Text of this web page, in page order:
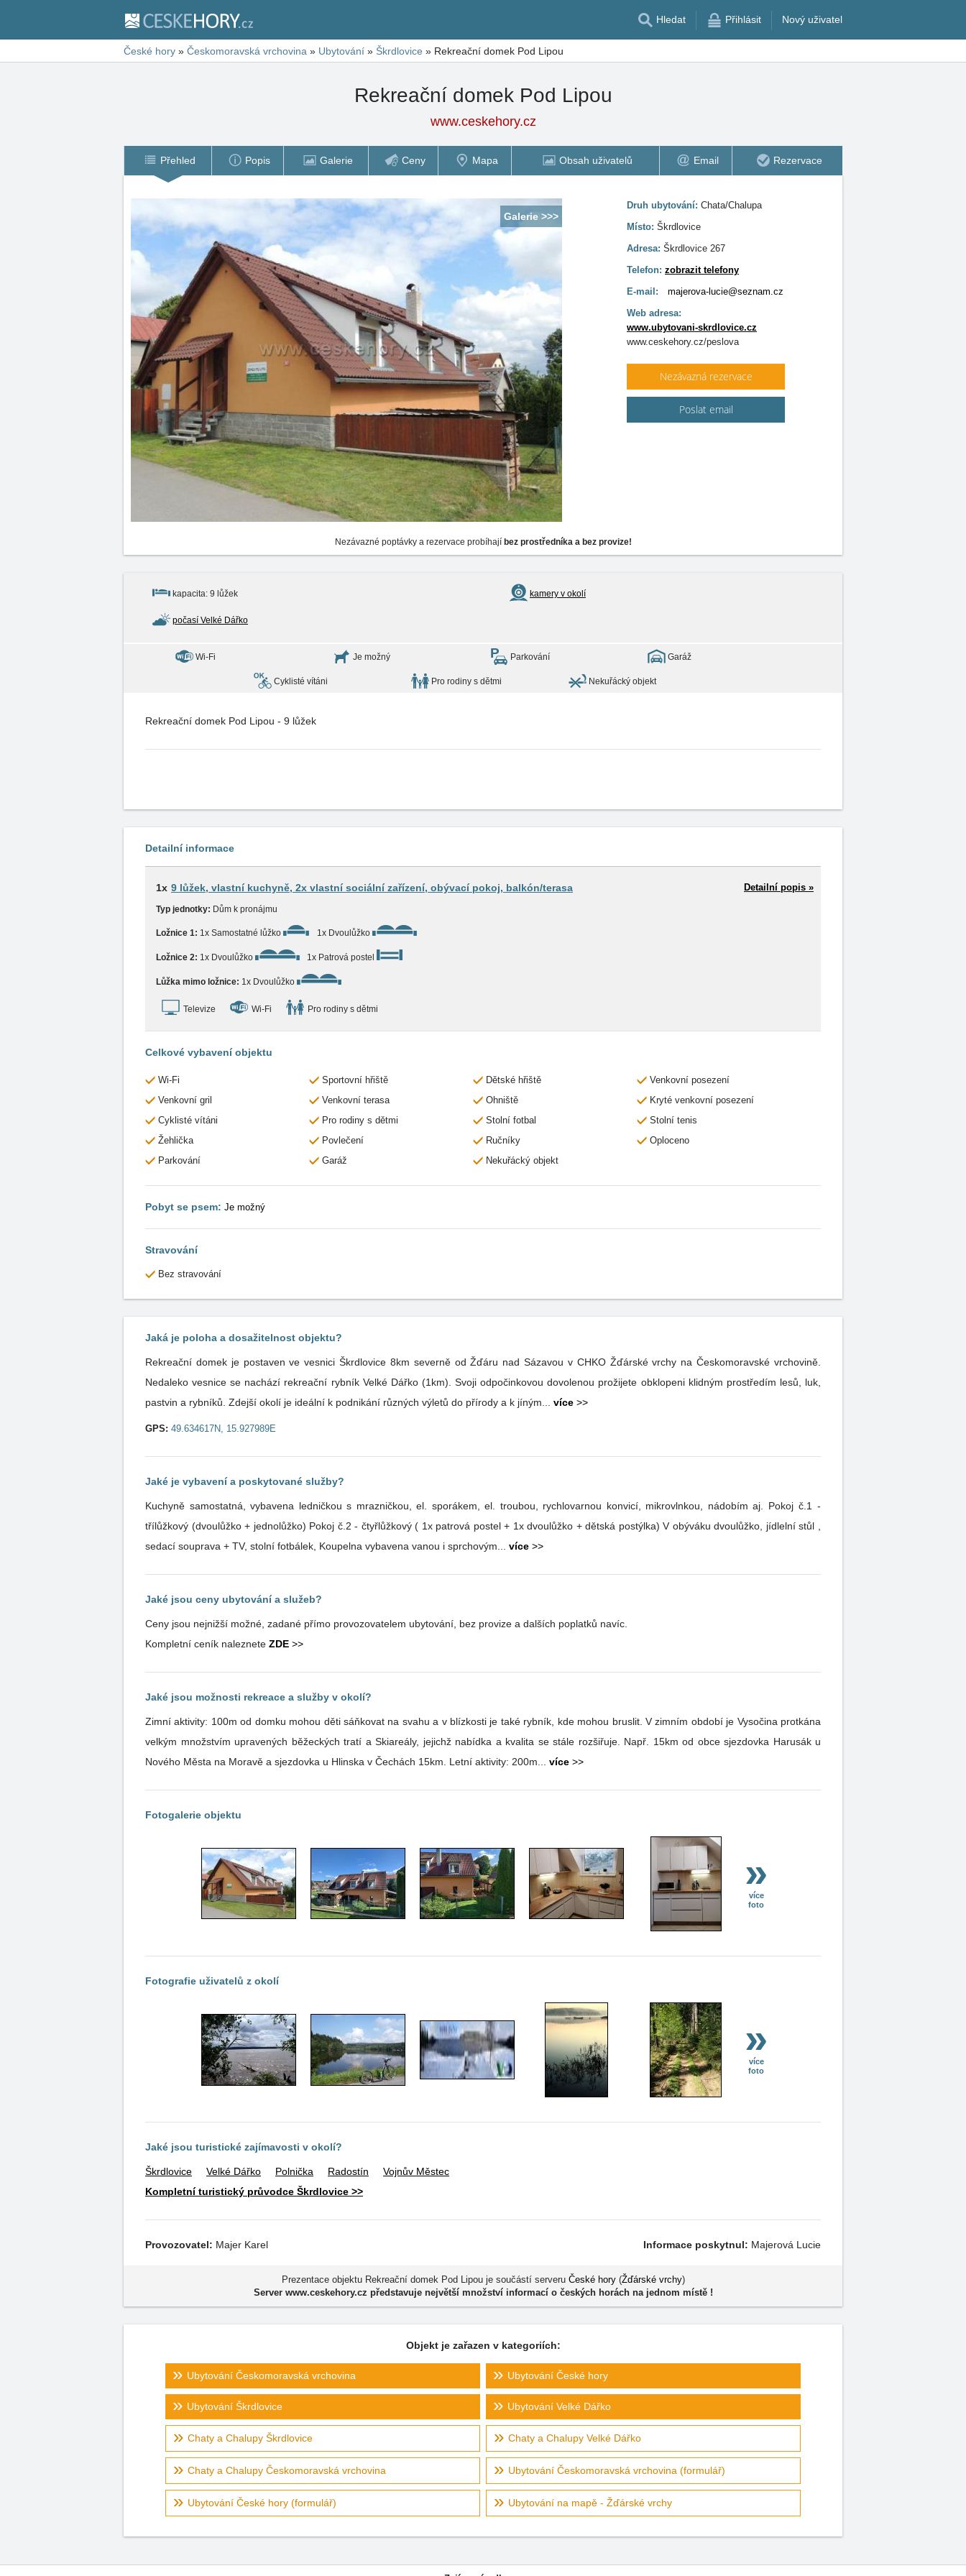
Hledat Přihlásit Nový uživatel
České hory » Českomoravská vrchovina » Ubytování » Škrdlovice » Rekreační domek Pod Lipou
Rekreační domek Pod Lipou
www.ceskehory.cz
Přehled Popis Galerie Ceny Mapa Obsah uživatelů Email Rezervace
Galerie >>>
Druh ubytování: Chata/Chalupa
Místo: Škrdlovice
Adresa: Škrdlovice 267
Telefon: zobrazit telefony
E-mail:
majerova-lucie@seznam.cz
Web adresa:
www.ubytovani-skrdlovice.cz
www.ceskehory.cz/peslova
Nezávazná rezervace
Poslat email
Nezávazné poptávky a rezervace probíhají bez prostředníka a bez provize!
kapacita: 9 lůžek kamery v okolí
počasí Velké Dářko
Wi-Fi Je možný Parkování Garáž
Cyklisté vítáni Pro rodiny s dětmi Nekuřácký objekt
Rekreační domek Pod Lipou - 9 lůžek
Detailní informace
1x 9 lůžek, vlastní kuchyně, 2x vlastní sociální zařízení, obývací pokoj, balkón/terasa
Typ jednotky: Dům k pronájmu
Ložnice 1: 1x Samostatné lůžko 1x Dvoulůžko
Ložnice 2: 1x Dvoulůžko 1x Patrová postel
Lůžka mimo ložnice: 1x Dvoulůžko
Televize Wi-Fi Pro rodiny s dětmi
Detailní popis »
Celkové vybavení objektu
Wi-Fi Sportovní hřiště Dětské hřiště
Venkovní posezení
Venkovní gril
Venkovní terasa Ohniště
Kryté venkovní posezení
Cyklisté vítáni
Pro rodiny s dětmi Stolní fotbal
Stolní tenis
Žehlička
Povlečení Ručníky
Oploceno
Parkování
Garáž Nekuřácký objekt
Pobyt se psem: Je možný
Stravování
Bez stravování
Jaká je poloha a dosažitelnost objektu?
Rekreační domek je postaven ve vesnici Škrdlovice 8km severně od Žďáru nad Sázavou v CHKO Žďárské vrchy na Českomoravské vrchovině.
Nedaleko vesnice se nachází rekreační rybník Velké Dářko (1km). Svoji odpočinkovou dovolenou prožijete obklopeni klidným prostředím lesů, luk,
pastvin a rybníků. Zdejší okolí je ideální k podnikání různých výletů do přírody a k jíným... více >>
GPS: 49.634617N, 15.927989E
Jaké je vybavení a poskytované služby?
Kuchyně samostatná, vybavena ledničkou s mrazničkou, el. sporákem, el. troubou, rychlovarnou konvicí, mikrovlnkou, nádobím aj. Pokoj č.1 -
třílůžkový (dvoulůžko + jednolůžko) Pokoj č.2 - čtyřlůžkový ( 1x patrová postel + 1x dvoulůžko + dětská postýlka) V obýváku dvoulůžko, jídlelní stůl ,
sedací souprava + TV, stolní fotbálek, Koupelna vybavena vanou i sprchovým... více >>
Jaké jsou ceny ubytování a služeb?
Ceny jsou nejnižší možné, zadané přímo provozovatelem ubytování, bez provize a dalších poplatků navíc.
Kompletní ceník naleznete ZDE >>
Jaké jsou možnosti rekreace a služby v okolí?
Zimní aktivity: 100m od domku mohou děti sáňkovat na svahu a v blízkosti je také rybník, kde mohou bruslit. V zimním období je Vysočina protkána
velkým množstvím upravených běžeckých tratí a Skiareály, jejichž nabídka a kvalita se stále rozšiřuje. Např. 15km od obce sjezdovka Harusák u
Nového Města na Moravě a sjezdovka u Hlinska v Čechách 15km. Letní aktivity: 200m... více >>
Fotogalerie objektu
»
více
foto
Fotografie uživatelů z okolí
»
více
foto
Jaké jsou turistické zajímavosti v okolí?
Škrdlovice Velké Dářko Polnička Radostín
Vojnův Městec
Kompletní turistický průvodce Škrdlovice >>
Provozovatel: Majer Karel Informace poskytnul: Majerová Lucie
Prezentace objektu Rekreační domek Pod Lipou je součástí serveru České hory(Žďárské vrchy)
Server www.ceskehory.cz představuje největší množství informací o českých horách na jednom místě !
Objekt je zařazen v kategoriích:
Ubytování Českomoravská vrchovina Ubytování České hory
Ubytování Škrdlovice Ubytování Velké Dářko
Chaty a Chalupy Škrdlovice Chaty a Chalupy Velké Dářko
Chaty a Chalupy Českomoravská vrchovina Ubytování Českomoravská vrchovina (formulář)
Ubytování České hory (formulář) Ubytování na mapě - Žďárské vrchy